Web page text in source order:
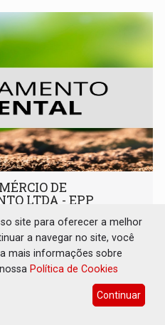
DE
LTDA - EPP
Agosto de 2026 às 08:49
site para oferecer a melhor
a navegar no site, você
mais informações sobre
Política de Cookies
Continuar